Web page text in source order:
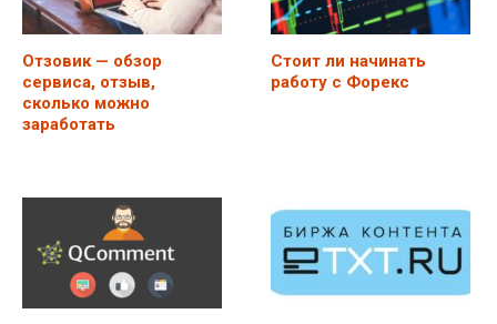
Отзовик — обзор
сервиса, отзыв,
сколько можно
заработать
Стоит ли начинать
работу с Форекс